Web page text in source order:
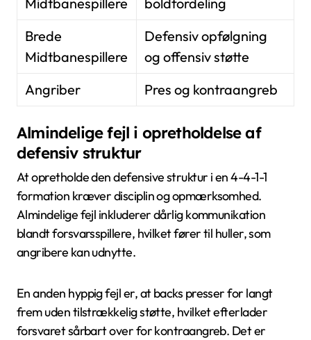
Brede
Midtbanespillere
Defensiv opfølgning
og offensiv støtte
Angriber
Pres og kontraangreb
Almindelige fejl i opretholdelse af
defensiv struktur
At opretholde den defensive struktur i en 4-4-1-1
formation kræver disciplin og opmærksomhed.
Almindelige fejl inkluderer dårlig kommunikation
blandt forsvarsspillere, hvilket fører til huller, som
angribere kan udnytte.
En anden hyppig fejl er, at backs presser for langt
frem uden tilstrækkelig støtte, hvilket efterlader
forsvaret sårbart over for kontraangreb. Det er